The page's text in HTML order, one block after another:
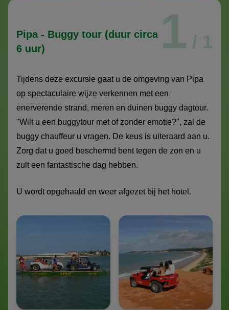
Excursies inbegrepen
Pipa - Buggy tour (duur circa
6 uur)
1 / 1
Tijdens deze excursie gaat u de omgeving van Pipa
op spectaculaire wijze verkennen met een
enerverende strand, meren en duinen buggy dagtour.
"Wilt u een buggytour met of zonder emotie?", zal de
buggy chauffeur u vragen. De keus is uiteraard aan u.
Zorg dat u goed beschermd bent tegen de zon en u
zult een fantastische dag hebben.
U wordt opgehaald en weer afgezet bij het hotel.